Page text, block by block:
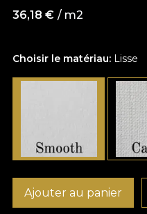
Choisir le matériau: Lisse
36,18 € / m2
Ajouter au panier